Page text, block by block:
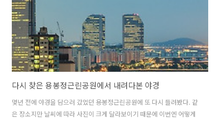
다시 찾은 용봉정근린공원에서 내려다본 야경
몇년 전에 야경을 담으러 갔었던 용봉정근린공원에 또 다시 들려봤다. 같
은 장소지만 날씨에 따라 사진이 크게 달라보이기 때문에 이번엔 어떻게